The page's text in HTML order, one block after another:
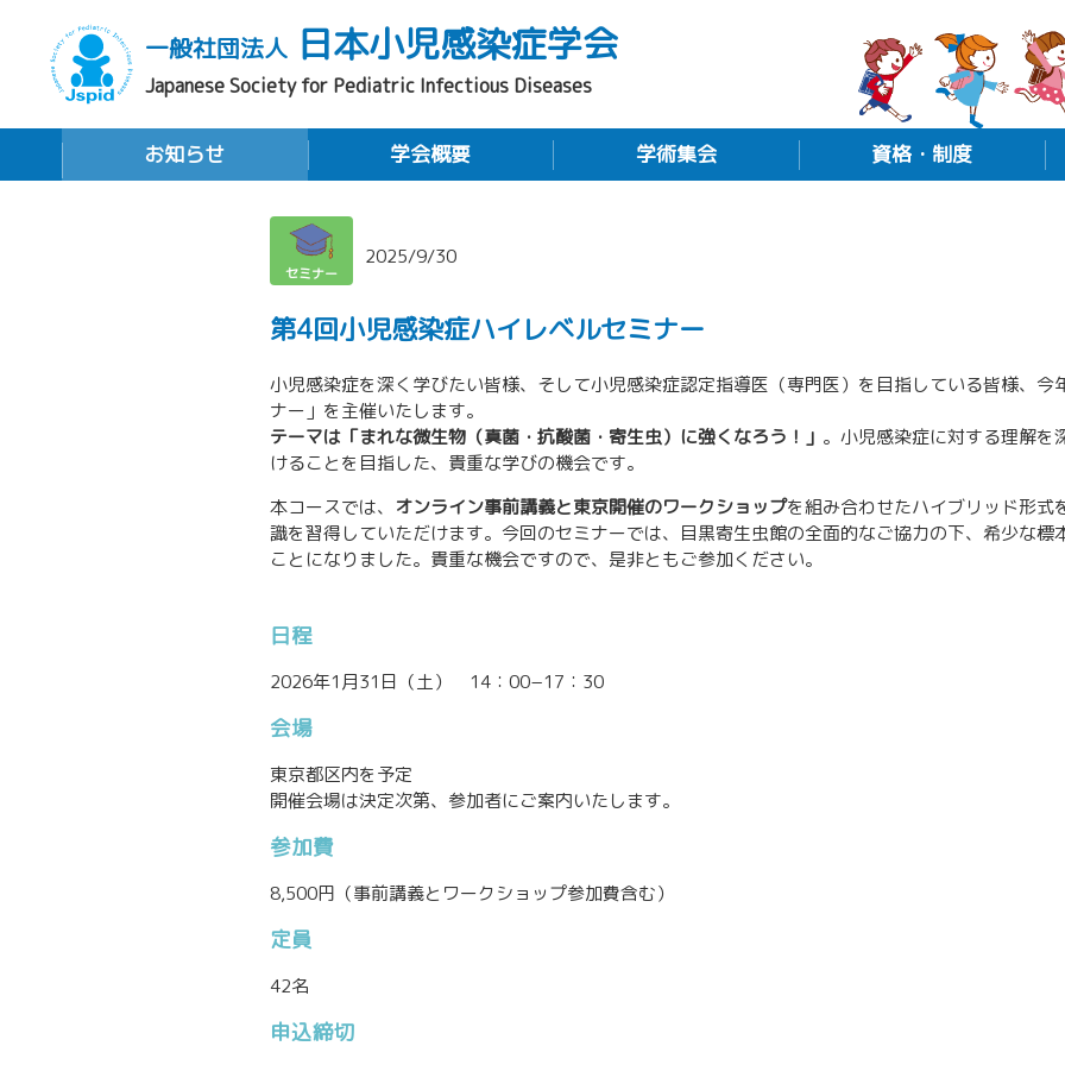
一般社団法人 日本小児感染症学会
Japanese Society for Pediatric Infectious Diseases
お知らせ 学会概要 学術集会 資格・制度
セミナー
2025/9/30
第4回小児感染症ハイレベルセミナー
小児感染症を深く学びたい皆様、そして小児感染症認定指導医（専門医）を目指している皆様、今
ナー」を主催いたします。
テーマは「まれな微生物（真菌・抗酸菌・寄生虫）に強くなろう！」 。小児感染症に対する理解を
けることを目指した、貴重な学びの機会です。
本コースでは、 オンライン事前講義と東京開催のワークショップを組み合わせたハイブリッド形式
識を習得していただけます。今回のセミナーでは、目黒寄生虫館の全面的なご協力の下、希少な標
ことになりました。貴重な機会ですので、是非ともご参加ください。
日程
2026年1月31日（土） 14：00−17：30
会場
東京都区内を予定
開催会場は決定次第、参加者にご案内いたします。
参加費
8,500円（事前講義とワークショップ参加費含む）
定員
42名
申込締切